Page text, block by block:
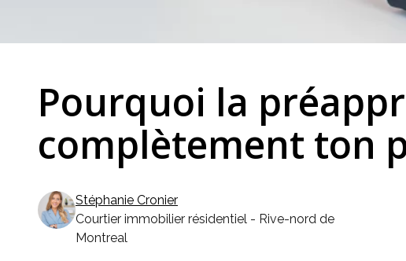
Pourquoi la
complètement ton
Stéphanie Cronier
Courtier immobilier résidentiel - Rive-nord de
Montreal